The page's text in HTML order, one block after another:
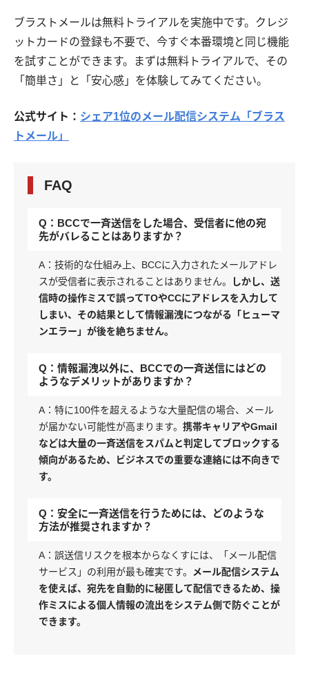
ブラストメールは無料トライアルを実施中です。クレジ
ットカードの登録も不要で、今すぐ本番環境と同じ機能
を試すことができます。まずは無料トライアルで、その
「簡単さ」と「安心感」を体験してみてください。
公式サイト： シェア1位のメール配信システム「ブラス
トメール」
FAQ
Q：BCCで一斉送信をした場合、受信者に他の宛
先がバレることはありますか？
A：技術的な仕組み上、BCCに入力されたメールアドレ
スが受信者に表示されることはありません。
しかし、送
信時の操作ミスで誤ってTOやCCにアドレスを入力して
しまい、その結果として情報漏洩につながる「ヒューマ
ンエラー」が後を絶ちません。
Q：情報漏洩以外に、BCCでの一斉送信にはどの
ようなデメリットがありますか？
A：特に100件を超えるような大量配信の場合、メール
が届かない可能性が高まります。 携帯キャリアやGmail
などは大量の一斉送信をスパムと判定してブロックする
傾向があるため、ビジネスでの重要な連絡には不向きで
す。
Q：安全に一斉送信を行うためには、どのような
方法が推奨されますか？
A：誤送信リスクを根本からなくすには、「メール配信
サービス」の利用が最も確実です。
メール配信システム
を使えば、宛先を自動的に秘匿して配信できるため、操
作ミスによる個人情報の流出をシステム側で防ぐことが
できます。